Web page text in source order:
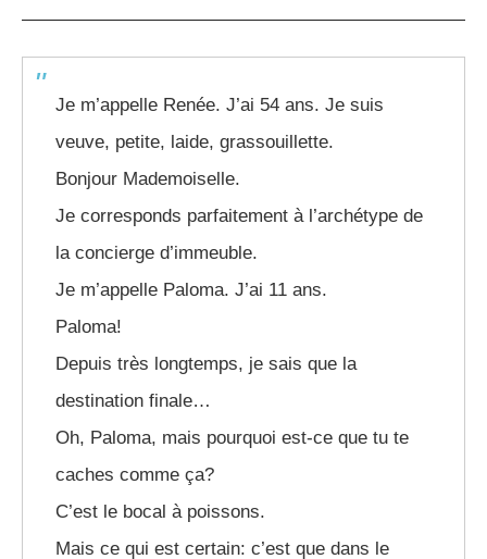
Je m’appelle Renée. J’ai 54 ans. Je suis
veuve, petite, laide, grassouillette.
Bonjour Mademoiselle.
Je corresponds parfaitement à l’archétype de
la concierge d’immeuble.
Je m’appelle Paloma. J’ai 11 ans.
Paloma!
Depuis très longtemps, je sais que la
destination finale…
Oh, Paloma, mais pourquoi est-ce que tu te
caches comme ça?
C’est le bocal à poissons.
Mais ce qui est certain: c’est que dans le